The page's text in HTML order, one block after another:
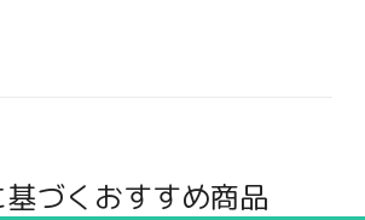
づくおすすめ商品